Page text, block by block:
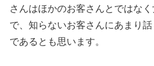
さんはほかのお客さんとではな
で、知らないお客さんにあまり
であるとも思います。